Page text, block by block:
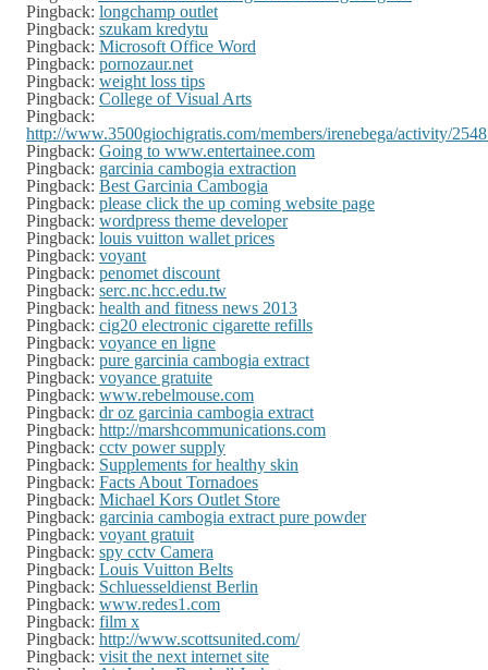
Pingback: longchamp outlet
Pingback: szukam kredytu
Pingback: Microsoft Office Word
Pingback: pornozaur.net
Pingback: weight loss tips
Pingback: College of Visual Arts
Pingback:
http://www.3500giochigratis.com/members/irenebega/activity/
Pingback: Going to www.entertainee.com
Pingback: garcinia cambogia extraction
Pingback: Best Garcinia Cambogia
Pingback: please click the up coming website page
Pingback: wordpress theme developer
Pingback: louis vuitton wallet prices
Pingback: voyant
Pingback: penomet discount
Pingback: serc.nc.hcc.edu.tw
Pingback: health and fitness news 2013
Pingback: cig20 electronic cigarette refills
Pingback: voyance en ligne
Pingback: pure garcinia cambogia extract
Pingback: voyance gratuite
Pingback: www.rebelmouse.com
Pingback: dr oz garcinia cambogia extract
Pingback: http://marshcommunications.com
Pingback: cctv power supply
Pingback: Supplements for healthy skin
Pingback: Facts About Tornadoes
Pingback: Michael Kors Outlet Store
Pingback: garcinia cambogia extract pure powder
Pingback: voyant gratuit
Pingback: spy cctv Camera
Pingback: Louis Vuitton Belts
Pingback: Schluesseldienst Berlin
Pingback: www.redes1.com
Pingback: film x
Pingback: http://www.scottsunited.com/
Pingback: visit the next internet site